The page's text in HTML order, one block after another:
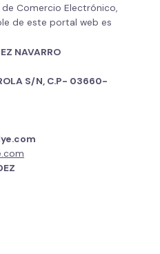
Comercio Electrónico,
de este portal web es
NAVARRO
S/N, C.P- 03660-